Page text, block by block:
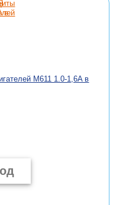
M611 1.0-1,6A в